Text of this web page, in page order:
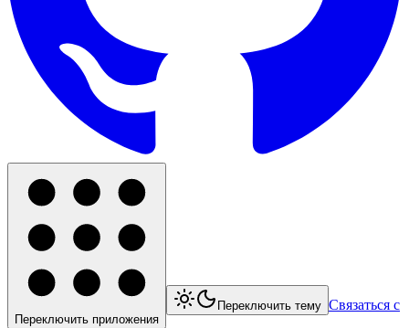
Переключить приложения
Переключить тему Связаться с